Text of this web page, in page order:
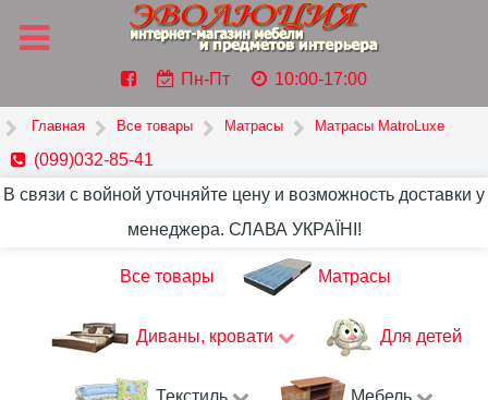
Пн-Пт 10:00-17:00
Главная Все товары Матрасы Матрасы MatroLuxe
(099)032-85-41
В связи с войной уточняйте цену и возможность доставки у
менеджера. СЛАВА УКРАЇНІ!
Все товары Матрасы
Диваны, кровати Для детей